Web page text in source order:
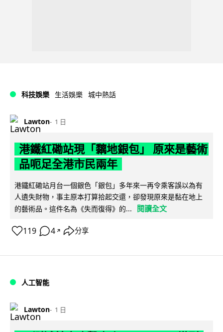
科技娛樂 生活娛樂 城中熱話
Lawton 1 日
港鐵紅磡站現「黐地銀包」 原來是藝術
品呃足全港市民兩年
港鐵紅磡站月台一個銀色「銀包」多年來一再令乘客誤以為有
人遺失財物，事主原本打算拾起交還，卻發現原來是黏在地上
的藝術品。這件名為《失而復得》的...
閱讀全文
119 4 ↗ 分享
人工智能
Lawton 1 日